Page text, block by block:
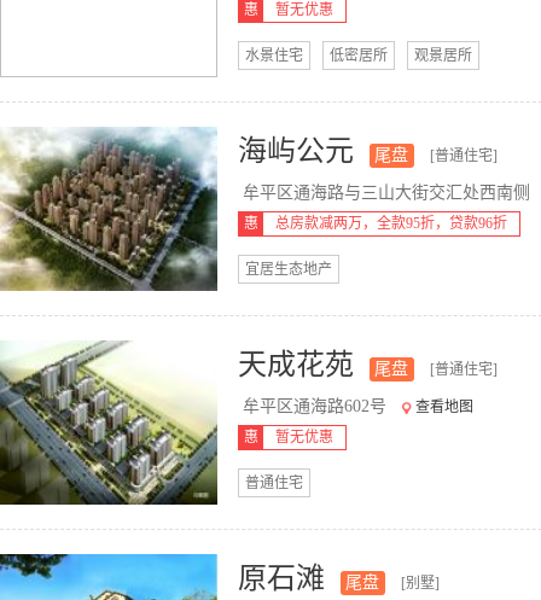
惠 暂无优惠
水景住宅 低密居所 观景居所
海屿公元 尾盘 [普通住宅]
牟平区通海路与三山大街交汇处西南侧
惠 总房款减两万，全款95折，贷款96折
宜居生态地产
天成花苑 尾盘 [普通住宅]
牟平区通海路602号
查看地图
惠
暂无优惠
普通住宅
原石滩 尾盘 [别墅]